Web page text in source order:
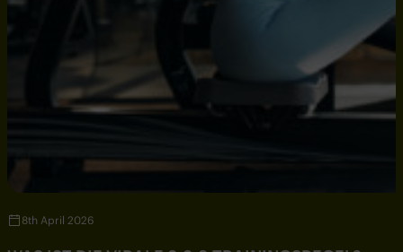
8th April 2026